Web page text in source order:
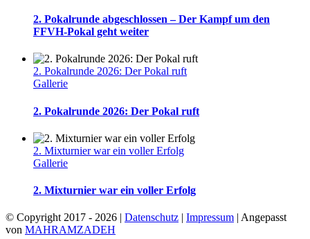
2. Pokalrunde abgeschlossen – Der Kampf um den
FFVH-Pokal geht weiter
2. Pokalrunde 2026: Der Pokal ruft
Gallerie
2. Pokalrunde 2026: Der Pokal ruft
2. Mixturnier war ein voller Erfolg
Gallerie
2. Mixturnier war ein voller Erfolg
© Copyright 2017 - 2026 | Datenschutz | Impressum | Angepasst
von MAHRAMZADEH